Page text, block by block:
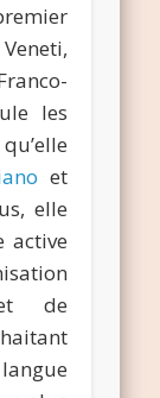
les
et
elle
active
de